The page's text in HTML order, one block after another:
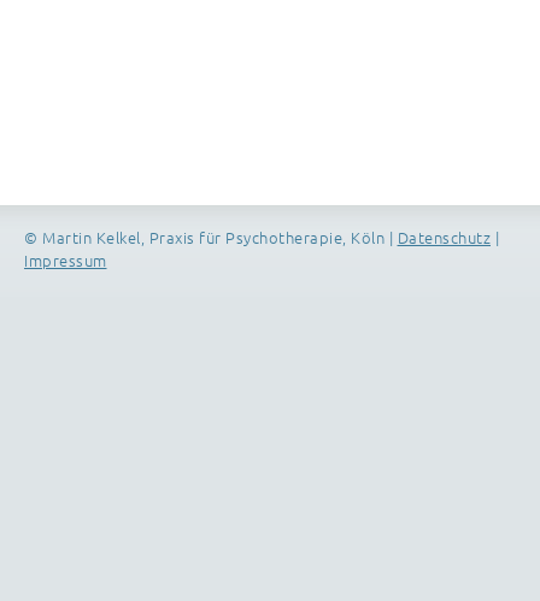
© Martin Kelkel, Praxis für Psychotherapie, Köln | Datenschutz |
Impressum